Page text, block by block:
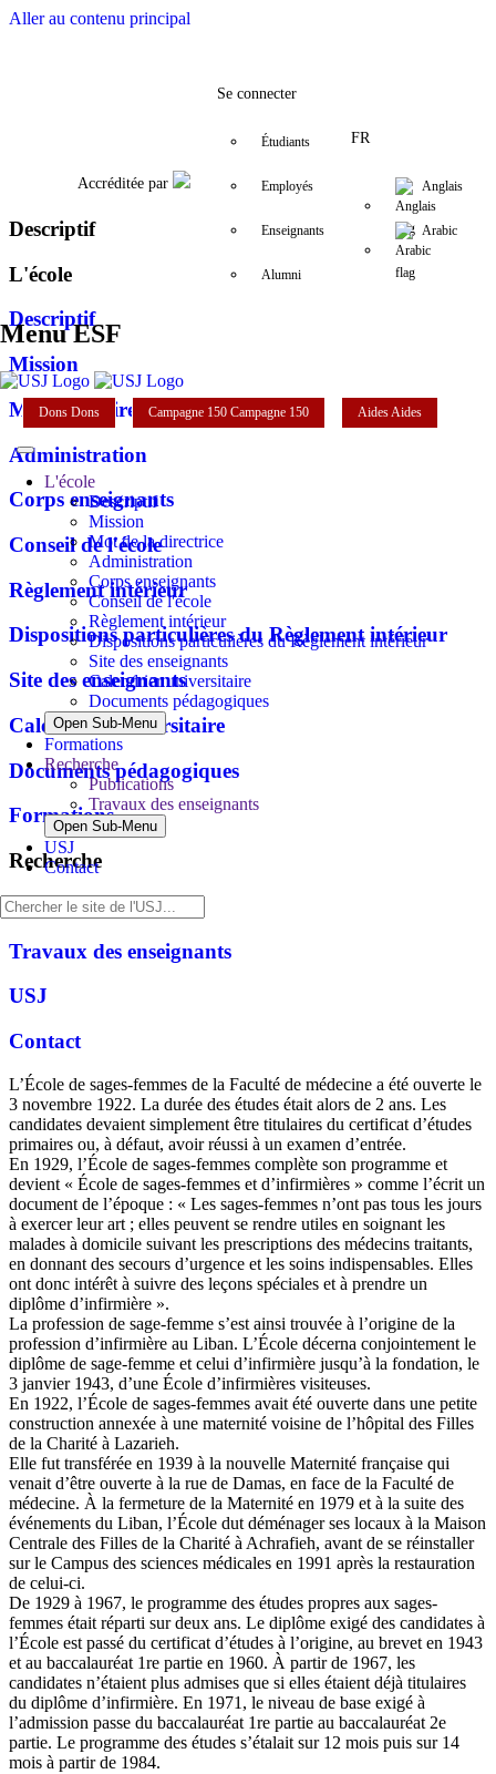
Aller au contenu principal
FacebookTwitter
Accréditée par
Se connecter
Étudiants
Employés
Enseignants
Alumni
FR
Anglais
Arabic
Menu ESF
Dons Dons Campagne 150 Campagne 150 AidesAides
L'école
Descriptif
Mission
Mot de la directrice
Administration
Corps enseignants
Conseil de l'école
Règlement intérieur
Dispositions particulières du Règlement intérieur
Site des enseignants
Calendrier universitaire
Documents pédagogiques
Open Sub-Menu
Formations
Recherche
Publications
Travaux des enseignants
Open Sub-Menu
USJ
Contact
Descriptif
L'école
Descriptif
Mission
Mot de la directrice
Administration
Corps enseignants
Conseil de l'école
Règlement intérieur
Dispositions particulières du Règlement intérieur
Site des enseignants
Calendrier universitaire
Documents pédagogiques
Formations
Recherche
Publications
Travaux des enseignants
USJ
Contact
L’École de sages-femmes de la Faculté de médecine a été ouverte le
3 novembre 1922. La durée des études était alors de 2 ans. Les
candidates devaient simplement être titulaires du certificat d’études
primaires ou, à défaut, avoir réussi à un examen d’entrée.
En 1929, l’École de sages-femmes complète son programme et
devient « École de sages-femmes et d’infirmières » comme l’écrit un
document de l’époque : « Les sages-femmes n’ont pas tous les jours
à exercer leur art ; elles peuvent se rendre utiles en soignant les
malades à domicile suivant les prescriptions des médecins traitants,
en donnant des secours d’urgence et les soins indispensables. Elles
ont donc intérêt à suivre des leçons spéciales et à prendre un
diplôme d’infirmière ».
La profession de sage-femme s’est ainsi trouvée à l’origine de la
profession d’infirmière au Liban. L’École décerna conjointement le
diplôme de sage-femme et celui d’infirmière jusqu’à la fondation, le
3 janvier 1943, d’une École d’infirmières visiteuses.
En 1922, l’École de sages-femmes avait été ouverte dans une petite
construction annexée à une maternité voisine de l’hôpital des Filles
de la Charité à Lazarieh.
Elle fut transférée en 1939 à la nouvelle Maternité française qui
venait d’être ouverte à la rue de Damas, en face de la Faculté de
médecine. À la fermeture de la Maternité en 1979 et à la suite des
événements du Liban, l’École dut déménager ses locaux à la Maison
Centrale des Filles de la Charité à Achrafieh, avant de se réinstaller
sur le Campus des sciences médicales en 1991 après la restauration
de celui-ci.
De 1929 à 1967, le programme des études propres aux sages-
femmes était réparti sur deux ans. Le diplôme exigé des candidates à
l’École est passé du certificat d’études à l’origine, au brevet en 1943
et au baccalauréat 1re partie en 1960. À partir de 1967, les
candidates n’étaient plus admises que si elles étaient déjà titulaires
du diplôme d’infirmière. En 1971, le niveau de base exigé à
l’admission passe du baccalauréat 1re partie au baccalauréat 2e
partie. Le programme des études s’étalait sur 12 mois puis sur 14
mois à partir de 1984.